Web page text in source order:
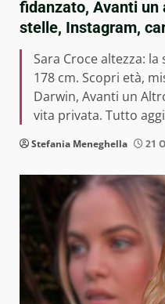
fidanzato, Avanti un
stelle, Instagram,
Sara Croce altezza:
178 cm. Scopri età,
Darwin, Avanti un
vita privata. Tutto
Stefania Meneghella 21